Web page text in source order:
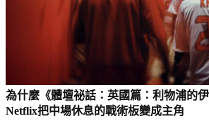
為什麼《體壇祕話：英國篇：利物浦的
Netflix把中場休息的戰術板變成主角